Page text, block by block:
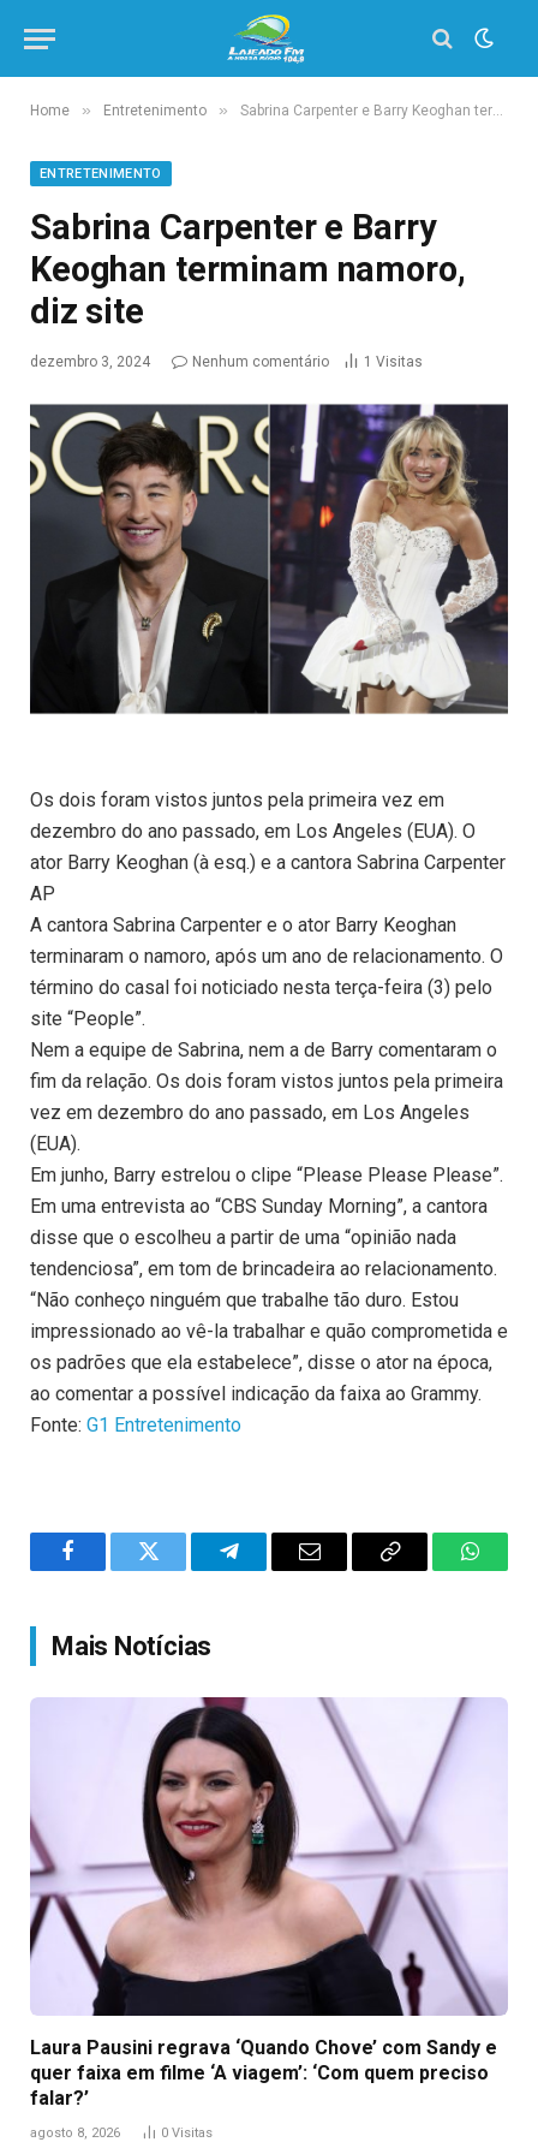
Home » Entretenimento » Sabrina Carpenter e Barry Keoghan terminam namoro, diz site
ENTRETENIMENTO
Sabrina Carpenter e Barry
Keoghan terminam namoro,
diz site
dezembro 3, 2024 Nenhum comentário 1 Visitas
Os dois foram vistos juntos pela primeira vez em
dezembro do ano passado, em Los Angeles (EUA). O
ator Barry Keoghan (à esq.) e a cantora Sabrina Carpenter
AP
A cantora Sabrina Carpenter e o ator Barry Keoghan
terminaram o namoro, após um ano de relacionamento. O
término do casal foi noticiado nesta terça-feira (3) pelo
site “People”.
Nem a equipe de Sabrina, nem a de Barry comentaram o
fim da relação. Os dois foram vistos juntos pela primeira
vez em dezembro do ano passado, em Los Angeles
(EUA).
Em junho, Barry estrelou o clipe “Please Please Please”.
Em uma entrevista ao “CBS Sunday Morning”, a cantora
disse que o escolheu a partir de uma “opinião nada
tendenciosa”, em tom de brincadeira ao relacionamento.
“Não conheço ninguém que trabalhe tão duro. Estou
impressionado ao vê-la trabalhar e quão comprometida e
os padrões que ela estabelece”, disse o ator na época,
ao comentar a possível indicação da faixa ao Grammy.
Fonte: G1 Entretenimento
FacebookTwitter TelegramEmail
Copy
Mais Notícias
Laura Pausini regrava ‘Quando Chove’ com Sandy e
quer faixa em filme ‘A viagem’: ‘Com quem preciso
falar?’
agosto 8, 2026 0 Visitas